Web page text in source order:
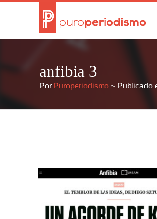
anfibia 3
Por Puroperiodismo ~ Publicado